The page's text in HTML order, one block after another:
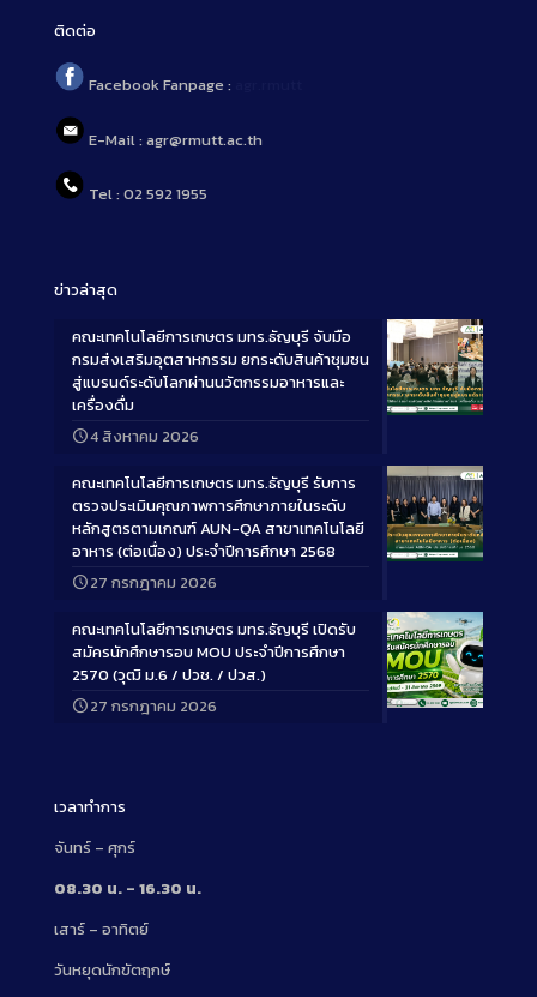
ติดต่อ
Facebook Fanpage :
E-Mail : agr@rmutt.ac.th
Tel : 02 592 1955
ข่าวล่าสุด
Long
คณะเทคโนโลยีการเกษตร มทร.ธัญบุรี จับมือ
กรมส่งเสริมอุตสาหกรรม ยกระดับสินค้าชุมชน
สู่แบรนด์ระดับโลกผ่านนวัตกรรมอาหารและ
เครื่องดื่ม
4 สิงหาคม 2026
Long
คณะเทคโนโลยีการเกษตร มทร.ธัญบุรี รับการ
ตรวจประเมินคุณภาพการศึกษาภายในระดับ
หลักสูตรตามเกณฑ์ AUN-QA สาขาเทคโนโลยี
อาหาร (ต่อเนื่อง) ประจำปีการศึกษา 2568
27 กรกฎาคม 2026
Long
คณะเทคโนโลยีการเกษตร มทร.ธัญบุรี เปิดรับ
สมัครนักศึกษารอบ MOU ประจำปีการศึกษา
2570 (วุฒิ ม.6 / ปวช. / ปวส.)
27 กรกฎาคม 2026
เวลาทำการ
จันทร์ – ศุกร์
08.30 น. – 16.30 น.
เสาร์ – อาทิตย์
วันหยุดนักขัตฤกษ์